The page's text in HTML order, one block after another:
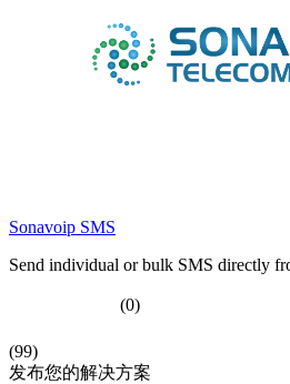
Sonavoip SMS
Send individual or bulk SMS directly
(0)
(99)
发布您的解决方案